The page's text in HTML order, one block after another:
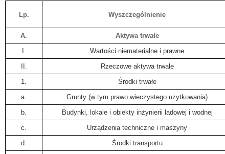
Lp. Wyszczególnienie
A. Aktywa trwałe
I.
Wartości niematerialne i prawne
II.
Rzeczowe aktywa trwałe
1.
Środki trwałe
a.
Grunty (w tym prawo wieczystego użytkowania)
b.
Budynki, lokale i obiekty inżynierii lądowej i wodnej
c.
Urządzenia techniczne i maszyny
d.
Środki transportu